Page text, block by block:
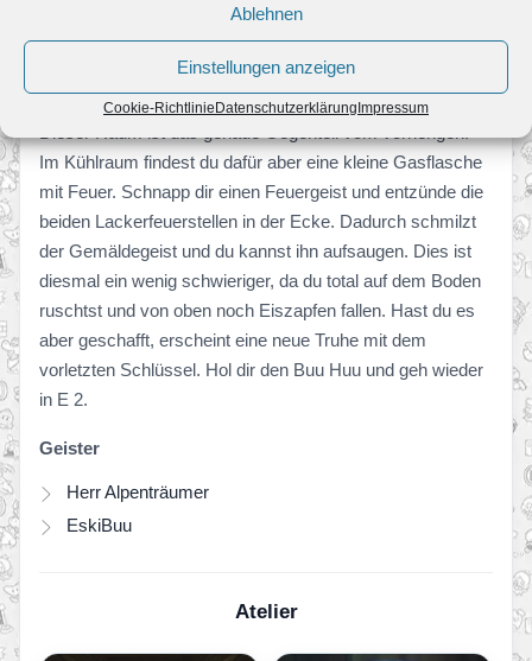
Ablehnen
Einstellungen anzeigen
Cookie-Richtlinie Datenschutzerklärung Impressum
Im Kühlraum findest du dafür aber eine kleine Gasflasche
mit Feuer. Schnapp dir einen Feuergeist und entzünde die
beiden Lackerfeuerstellen in der Ecke. Dadurch schmilzt
der Gemäldegeist und du kannst ihn aufsaugen. Dies ist
diesmal ein wenig schwieriger, da du total auf dem Boden
ruschtst und von oben noch Eiszapfen fallen. Hast du es
aber geschafft, erscheint eine neue Truhe mit dem
vorletzten Schlüssel. Hol dir den Buu Huu und geh wieder
in E 2.
Geister
Herr Alpenträumer
EskiBuu
Atelier